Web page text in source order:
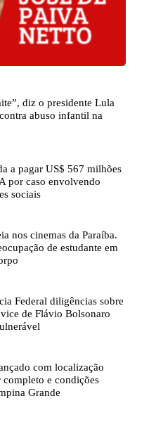
diz o presidente Lula
abuso infantil na
a pagar US$ 567 milhões
por caso envolvendo
sociais
nos cinemas da Paraíba.
de estudante em
Federal diligências sobre
de Flávio Bolsonaro
com localização
completo e condições
Grande